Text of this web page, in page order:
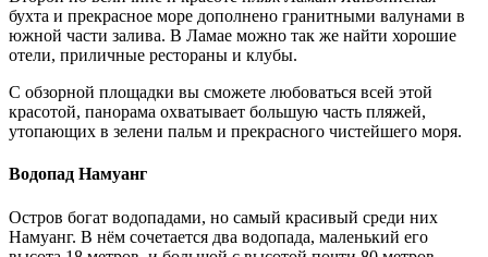
бухта и прекрасное море дополнено гранитными валунами в
южной части залива. В Ламае можно так же найти хорошие
отели, приличные рестораны и клубы.
С обзорной площадки вы сможете любоваться всей этой
красотой, панорама охватывает большую часть пляжей,
утопающих в зелени пальм и прекрасного чистейшего моря.
Водопад Намуанг
Остров богат водопадами, но самый красивый среди них
Намуанг. В нём сочетается два водопада, маленький его